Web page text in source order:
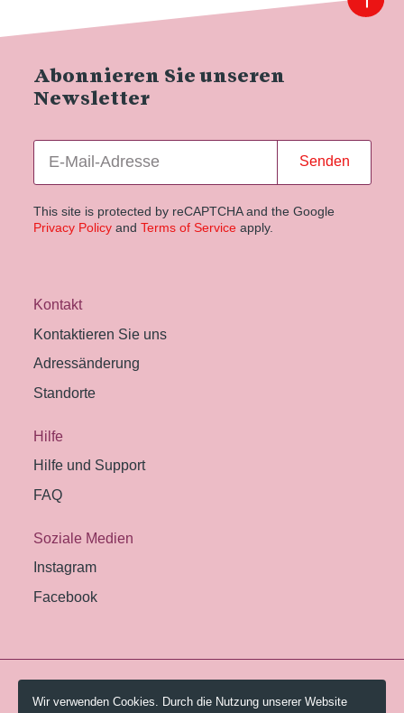
Abonnieren Sie unseren
Newsletter
Senden
This site is protected by reCAPTCHA and the Google
Privacy Policyand Terms of Service apply.
Kontakt
Kontaktieren Sie uns
Adressänderung
Standorte
Hilfe
Hilfe und Support
FAQ
Soziale Medien
Instagram
Facebook
© 2026 Pestalozzi-Bibliothek Zürich.
Wir verwenden Cookies. Durch die Nutzung unserer Website